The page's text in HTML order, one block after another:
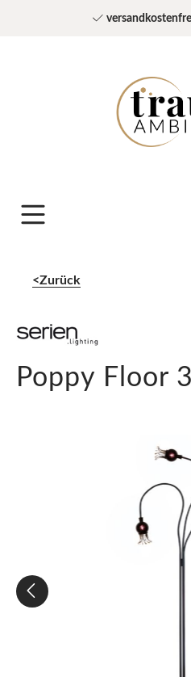
Zurück
Poppy Floor